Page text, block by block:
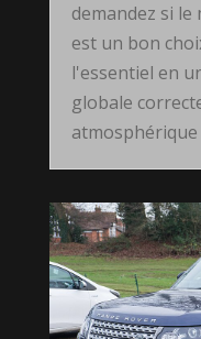
demandez si le
est un bon
l'essentiel en
globale
atmosphérique